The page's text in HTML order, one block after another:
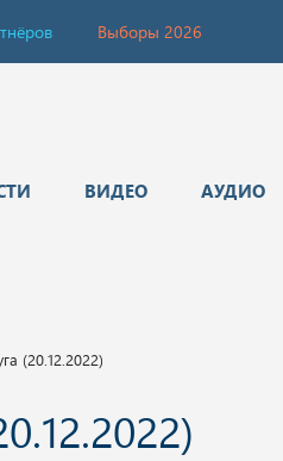
Выборы 2026
ВИДЕО АУДИО
(20.12.2022)